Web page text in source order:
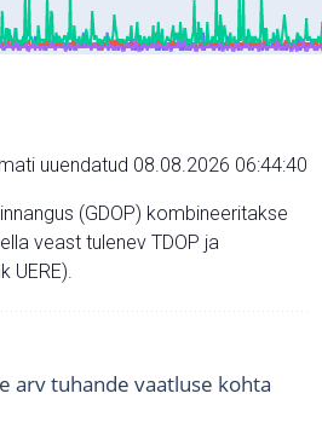
uuendatud 08.08.2026 06:44:40
(GDOP) kombineeritakse
veast tulenev TDOP ja
UERE).
arv tuhande vaatluse kohta